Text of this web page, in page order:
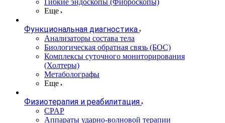
Гибкие эндоскопы (Фиброcкопы)
Еще
Функциональная диагностика
Анализаторы состава тела
Биологическая обратная связь (БОС)
Комплексы суточного мониторирования
(Холтеры)
Метаболографы
Еще
Физиотерапия и реабилитация
CPAP
Аппараты ударно-волновой терапии